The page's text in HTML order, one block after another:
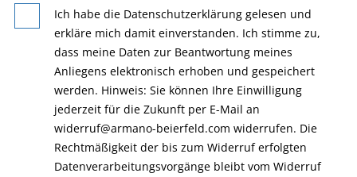
Ich habe die Datenschutzerklärung gelesen und
erkläre mich damit einverstanden. Ich stimme zu,
dass meine Daten zur Beantwortung meines
Anliegens elektronisch erhoben und gespeichert
werden. Hinweis: Sie können Ihre Einwilligung
jederzeit für die Zukunft per E-Mail an
widerruf@armano-beierfeld.com widerrufen. Die
Rechtmäßigkeit der bis zum Widerruf erfolgten
Datenverarbeitungsvorgänge bleibt vom Widerruf